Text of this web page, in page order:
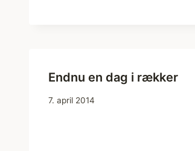
Endnu en dag i rækker
7. april 2014